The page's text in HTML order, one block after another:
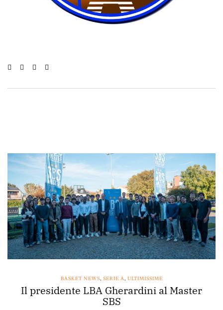
BASKET NEWS, SERIE A, ULTIMISSIME
Il presidente LBA Gherardini al Master
SBS